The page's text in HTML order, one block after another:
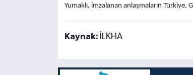
Yumaklı, imzalanan anlaşmaların Türkiye,
Kaynak: İLKHA